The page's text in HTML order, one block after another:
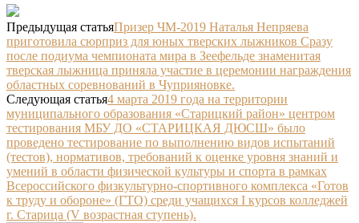
Предыдущая статьяПризер ЧМ-2019 Наталья Непряева
приготовила сюрприз для юных тверских лыжников Сразу
после подиума чемпионата мира в Зеефельде знаменитая
тверская лыжница приняла участие в церемонии награждения
областных соревнований в Чуприяновке.
Следующая статья4 марта 2019 года на территории
муниципального образования «Старицкий район» центром
тестирования МБУ ДО «СТАРИЦКАЯ ДЮСШ» было
проведено тестирование по выполнению видов испытаний
(тестов), нормативов, требований к оценке уровня знаний и
умений в области физической культуры и спорта в рамках
Всероссийского физкультурно-спортивного комплекса «Готов
к труду и обороне» (ГТО) среди учащихся I курсов колледжей
г. Старица (V возрастная ступень).